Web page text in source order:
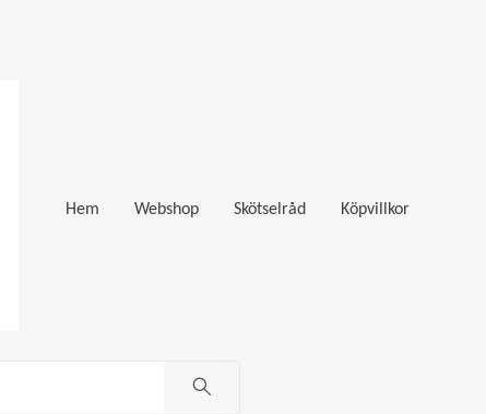
Hem Webshop Skötselråd Köpvillkor